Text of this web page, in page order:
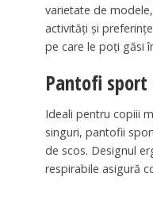
varietate de
activități și
pe care le poți găsi
Pantofi sport
Ideali pentru copiii
singuri, pantofii
de scos. Designul
respirabile asigură